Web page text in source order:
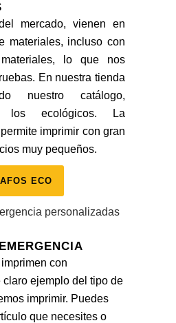
mercado, vienen en
materiales, incluso con
lo que nos
En nuestra tienda
nuestro catálogo,
los ecológicos. La
imprimir con gran
muy pequeños.
ECO
con
claro ejemplo del tipo de
imprimir. Puedes
que necesites o